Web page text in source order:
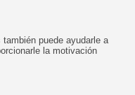
puede ayudarle a
la motivación